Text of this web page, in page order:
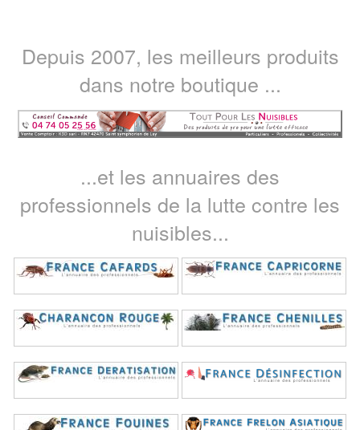
Depuis 2007, les meilleurs produits
dans notre boutique ...
...et les annuaires des
professionnels de la lutte contre les
nuisibles...